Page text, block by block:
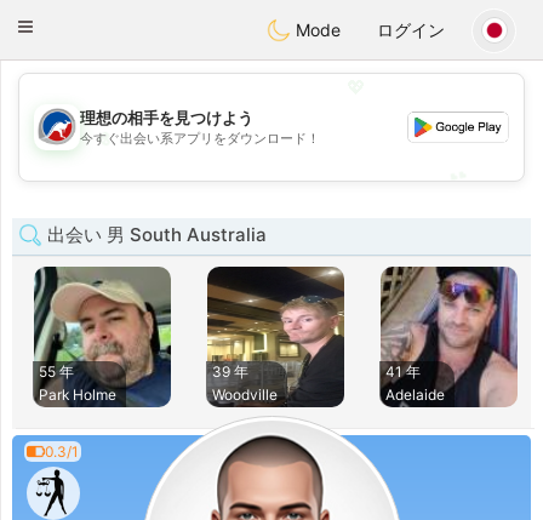
AustraliaChat
Toggle
Mode ログイン
💖
💕
理想の相手を見つけよう
今すぐ出会い系アプリをダウンロード！
出会い 男 South Australia
55 年
Park Holme
39 年
Woodville
41 年
Adelaide
0.3/1